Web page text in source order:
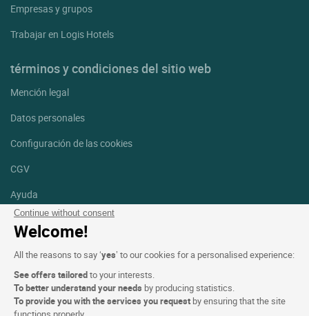
Continue without consent
Welcome!
All the reasons to say ‘yes’ to our cookies for a personalised experience:
See offers tailoredto your interests.
To better understand your needs by producing statistics.
To provide you with the services you request by ensuring that the site
Empresas y grupos
Trabajar en Logis Hotels
términos y condiciones del sitio web
Mención legal
Datos personales
Configuración de las cookies
CGV
Ayuda
Mapa del sitio
fotografías
Síguenos
Facebook
Instagram